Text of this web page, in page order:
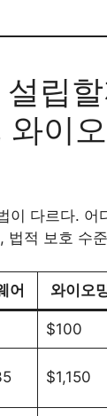
설립
와이
이 다르다. 어
법적 보호 수
어 와이오
$100
$1,150